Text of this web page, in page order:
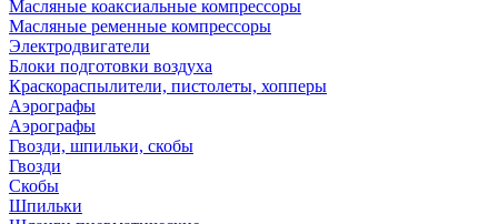
Масляные коаксиальные компрессоры
Масляные ременные компрессоры
Электродвигатели
Блоки подготовки воздуха
Краскораспылители, пистолеты, хопперы
Аэрографы
Аэрографы
Гвозди, шпильки, скобы
Гвозди
Скобы
Шпильки